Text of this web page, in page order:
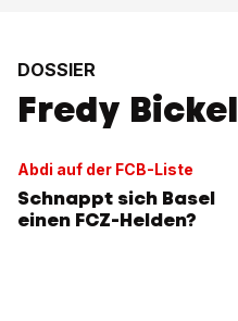
DOSSIER
Fredy Bickel
Abdi auf der FCB-Liste
Schnappt sich Basel
einen FCZ-Helden?